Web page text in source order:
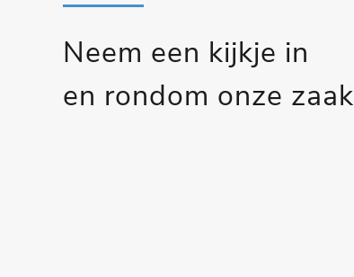
Neem een kijkje in
en rondom onze zaak